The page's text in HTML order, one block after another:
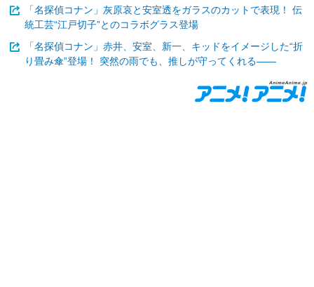
「名探偵コナン」灰原哀と安室透をガラスのカットで表現！ 伝
統工芸“江戸切子”とのコラボグラス登場
「名探偵コナン」赤井、安室、新一、キッドをイメージした“折
り畳み傘”登場！ 突然の雨でも、推しが守ってくれる――